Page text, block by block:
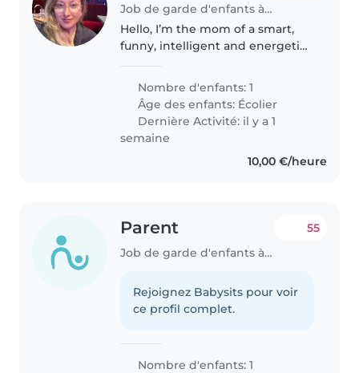
Job de garde d'enfants à Tours
Hello, I’m the mom of a smart,
funny, intelligent and energetic
baby-sitter at specific moments
during the weeks (Tuesday
morning to make a road from..
Nombre d'enfants: 1
Âge des enfants: Écolier
Dernière Activité: il y a 1
semaine
10,00 €/heure
Parent
Job de garde d'enfants à Tours
55
Rejoignez Babysits pour voir
ce profil complet.
Nombre d'enfants: 1